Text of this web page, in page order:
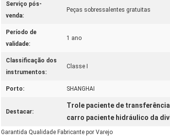
Serviço pós-
venda:
Peças sobressalentes gratuitas
Período de
validade:
1 ano
Classificação dos
instrumentos:
Classe I
Porto: SHANGHAI
Destacar:
Trole paciente de transferência
carro paciente hidráulico da
Garantida Qualidade Fabricante por Varejo